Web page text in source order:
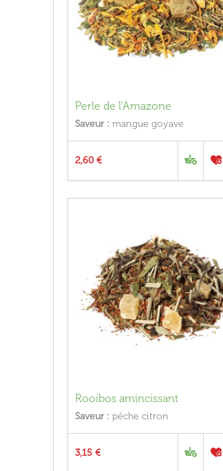
Perle de l'Amazone
Saveur : mangue goyave
2,60 €
Rooibos amincissant
Saveur : pêche citron
3,15 €